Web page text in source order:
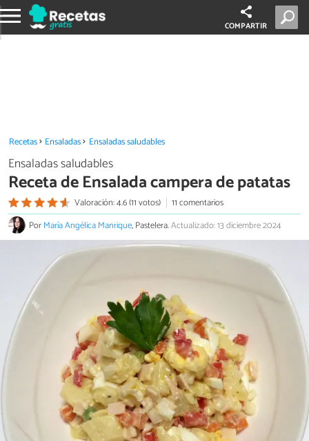
COMPARTIR
Recetas Ensaladas Ensaladas saludables
Ensaladas saludables
Receta de Ensalada campera de patatas
Valoración: 4.6 (11 votos)
11 comentarios
PorMaría Angélica Manrique, Pastelera.Actualizado: 13 diciembre 2024